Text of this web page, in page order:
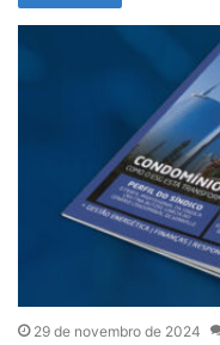
29 de novembro de 2024